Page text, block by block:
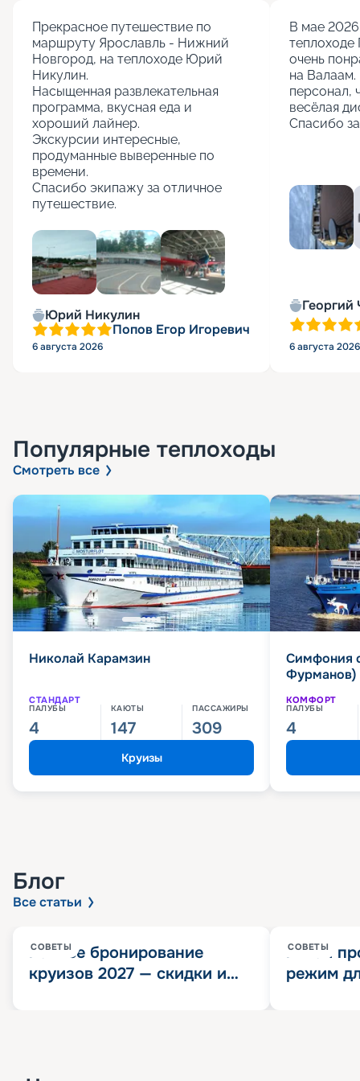
Прекрасное путешествие по
маршруту Ярославль - Нижний
Новгород, на теплоходе Юрий
Никулин.
Насыщенная развлекательная
программа, вкусная еда и
хороший лайнер.
Экскурсии интересные,
продуманные выверенные по
времени.
Спасибо экипажу за отличное
путешествие.
Юрий Никулин
Попов Егор Игоревич
6 августа 2026
В мае
теплоходе
очень
на Валаам.
персонал,
весёлая
Спасибо
Георгий
6 августа 2026
Популярные теплоходы
Смотреть все
Николай Карамзин
СТАНДАРТ
ПАЛУБЫ
4
КАЮТЫ
147
ПАССАЖИРЫ
309
Круизы
Симфония
Фурманов)
КОМФОРТ
ПАЛУБЫ
4
Блог
Все статьи
СОВЕТЫ
Раннее бронирование
круизов 2027 — скидки и
СОВЕТЫ
Китай
режим